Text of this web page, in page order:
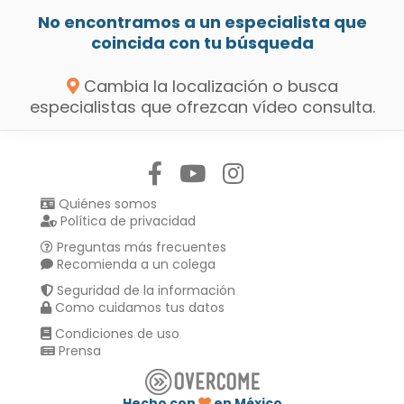
No encontramos a un especialista que
coincida con tu búsqueda
Cambia la localización o busca
especialistas que ofrezcan vídeo consulta.
Quiénes somos
Política de privacidad
Preguntas más frecuentes
Recomienda a un colega
Seguridad de la información
Como cuidamos tus datos
Condiciones de uso
Prensa